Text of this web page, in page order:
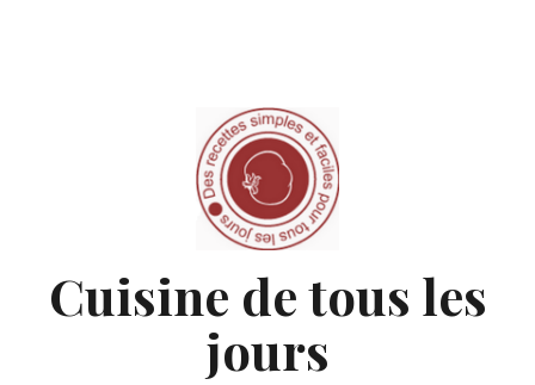
Cuisine de tous les
jours